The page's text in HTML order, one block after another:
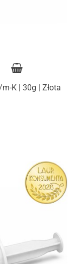
K | 30g | Złota